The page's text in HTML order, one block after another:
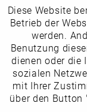
Newsletter
Funktionale
Marketing
Tracking
Diese Website
Betrieb der
werden.
Benutzung
dienen oder die
sozialen
mit Ihrer
über den Button